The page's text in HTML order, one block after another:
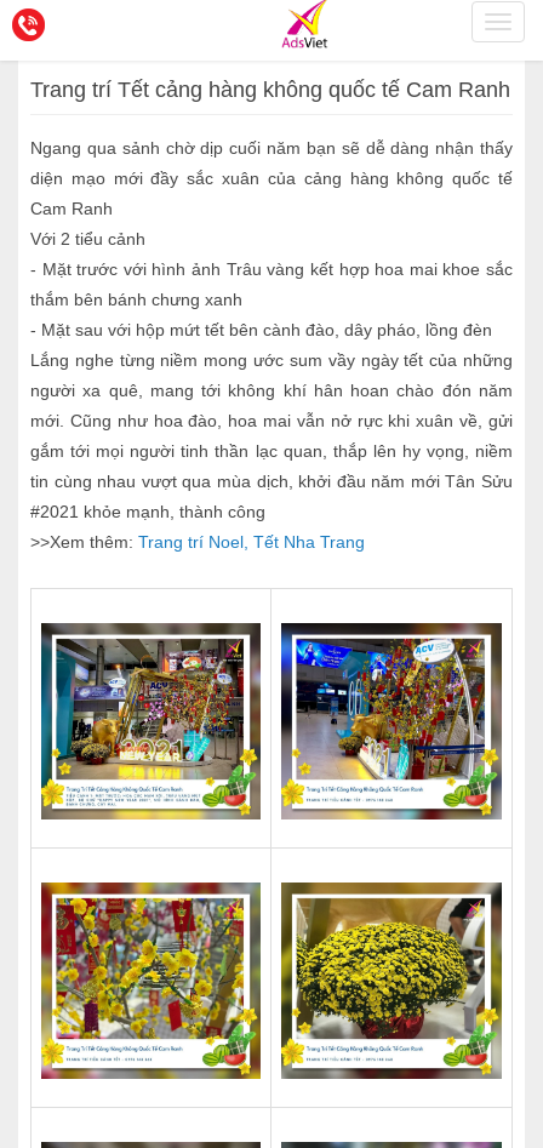
Trang trí Tết cảng hàng không quốc tế Cam Ranh
Ngang qua sảnh chờ dịp cuối năm bạn sẽ dễ dàng nhận thấy
diện mạo mới đầy sắc xuân của cảng hàng không quốc tế
Cam Ranh
Với 2 tiểu cảnh
- Mặt trước với hình ảnh Trâu vàng kết hợp hoa mai khoe sắc
thắm bên bánh chưng xanh
- Mặt sau với hộp mứt tết bên cành đào, dây pháo, lồng đèn
Lắng nghe từng niềm mong ước sum vầy ngày tết của những
người xa quê, mang tới không khí hân hoan chào đón năm
mới. Cũng như hoa đào, hoa mai vẫn nở rực khi xuân về, gửi
gắm tới mọi người tinh thần lạc quan, thắp lên hy vọng, niềm
tin cùng nhau vượt qua mùa dịch, khởi đầu năm mới Tân Sửu
#2021 khỏe mạnh, thành công
>>Xem thêm: Trang trí Noel, Tết Nha Trang